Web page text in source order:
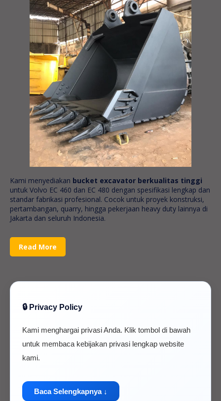
Kami menyediakan bucket excavator berkualitas tinggi
untuk Volvo EC 460 dan EC 480 dengan spesifikasi lengkap dan
standar fabrikasi profesional. Cocok untuk proyek konstruksi,
pertambangan, quarry, hingga pekerjaan heavy duty lainnya di
Jakarta dan seluruh Indonesia.
Read More
🔒 Privacy Policy
Kami menghargai privasi Anda. Klik tombol di bawah
untuk membaca kebijakan privasi lengkap website
kami.
Baca Selengkapnya ↓